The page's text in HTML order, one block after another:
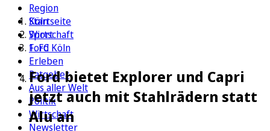
Region
Köln
Sport
1. FC Köln
Erleben
Ratgeber
Aus aller Welt
Politik
Wirtschaft
Newsletter
Startseite
Wirtschaft
Ford
Ford bietet Explorer und Capri
jetzt auch mit Stahlrädern statt
Alu an